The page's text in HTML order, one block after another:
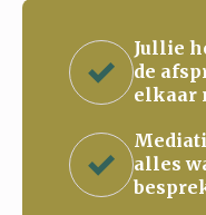
Jullie
de
elkaar
alles